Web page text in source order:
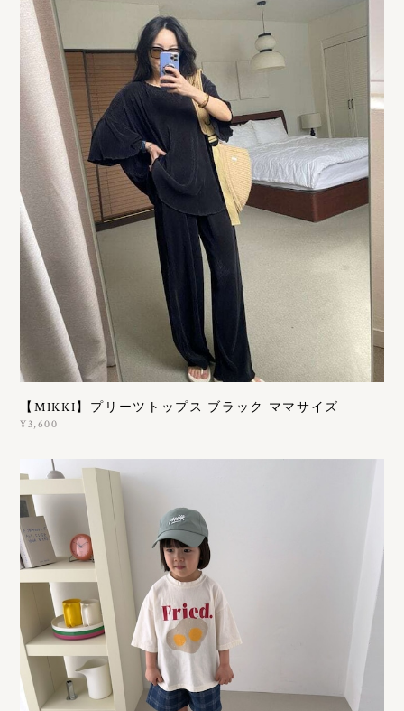
【MIKKI】プリーツトップス ブラック ママサイズ
¥3,600